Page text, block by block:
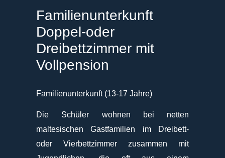
Familienunterkunft
Doppel-oder
Dreibettzimmer mit
Vollpension
Familienunterkunft (13-17 Jahre)
Die Schüler wohnen bei netten
maltesischen Gastfamilien im Dreibett-
oder Vierbettzimmer zusammen mit